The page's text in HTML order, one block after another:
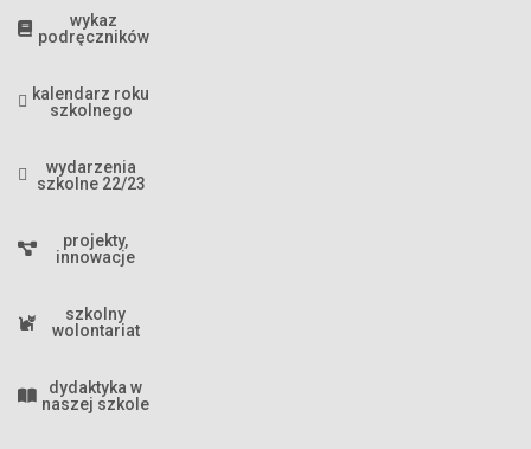
wykaz
podręczników
kalendarz roku
szkolnego
wydarzenia
szkolne 22/23
projekty,
innowacje
szkolny
wolontariat
dydaktyka w
naszej szkole